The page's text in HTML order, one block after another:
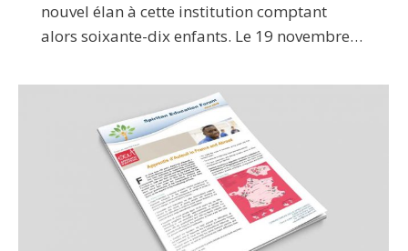
nouvel élan à cette institution comptant
alors soixante-dix enfants. Le 19 novembre…